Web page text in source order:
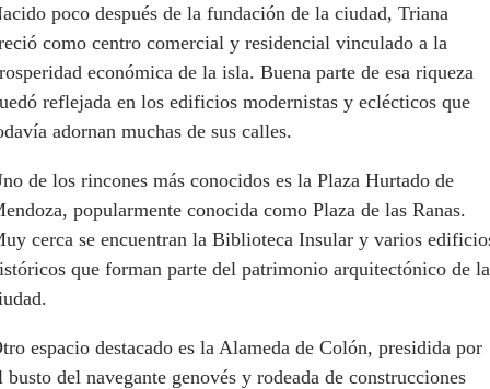
poco después de la fundación de la ciudad, Triana
como centro comercial y residencial vinculado a la
económica de la isla. Buena parte de esa riqueza
reflejada en los edificios modernistas y eclécticos que
adornan muchas de sus calles.
de los rincones más conocidos es la Plaza Hurtado de
popularmente conocida como Plaza de las Ranas.
cerca se encuentran la Biblioteca Insular y varios
que forman parte del patrimonio arquitectónico de la
espacio destacado es la Alameda de Colón, presidida por
busto del navegante genovés y rodeada de construcciones